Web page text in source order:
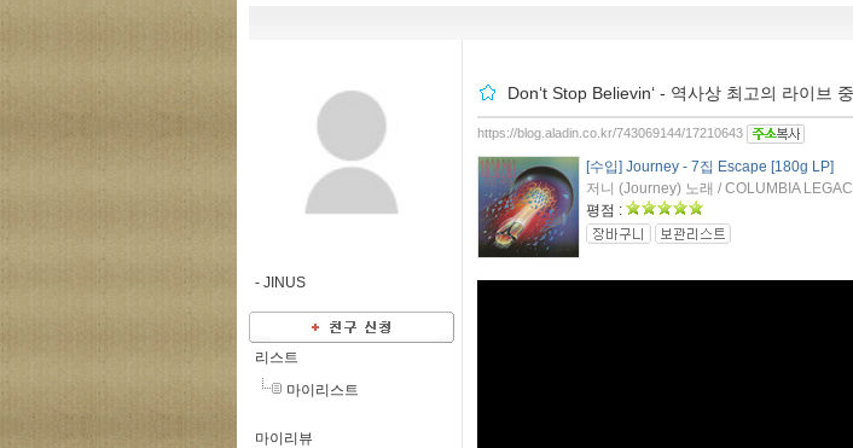
- JINUS
리스트
마이리스트
마이리뷰
Don‘t Stop Believin‘ - 역사상 최고의 라이브
https://blog.aladin.co.kr/743069144/17210643
[수입] Journey - 7집 Escape [180g LP]
저니 (Journey) 노래 / COLUMBIA
평점 :